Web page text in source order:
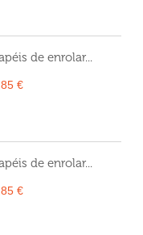
de enrolar...
€
de enrolar...
€